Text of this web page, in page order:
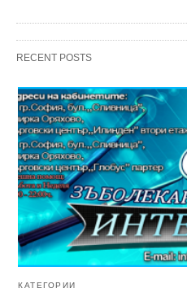
RECENT POSTS
КАТЕГОРИИ